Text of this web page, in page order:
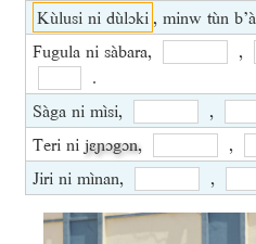
Kùlusi ni dùlɔki , minw tùn
Fugula ni sàbara,
,
.
Sàga ni mìsi,
,
Teri ni jɛɲɔgɔn, ,
Jiri ni mìnan,
,